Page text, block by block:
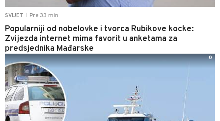
SVIJET Pre 33 min
Popularniji od nobelovke i tvorca Rubikove kocke:
Zvijezda internet mima favorit u anketama za
predsjednika Mađarske
0